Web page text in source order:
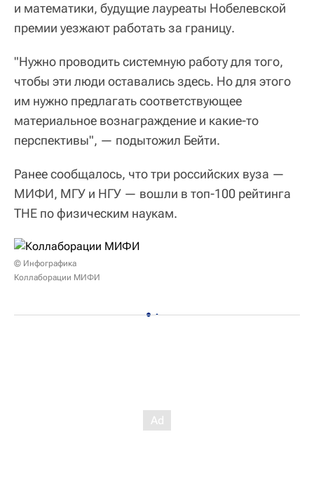
и математики, будущие лауреаты Нобелевской
премии уезжают работать за границу.
"Нужно проводить системную работу для того,
чтобы эти люди оставались здесь. Но для этого
им нужно предлагать соответствующее
материальное вознаграждение и какие-то
перспективы", — подытожил Бейти.
Ранее сообщалось, что три российских вуза —
МИФИ, МГУ и НГУ — вошли в топ-100 рейтинга
THE по физическим наукам.
© Инфографика
Коллаборации МИФИ